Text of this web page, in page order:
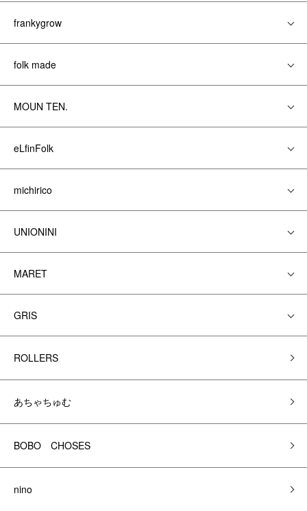
frankygrow
folk made
MOUN TEN.
eLfinFolk
michirico
UNIONINI
MARET
GRIS
ROLLERS
あちゃちゅむ
BOBO CHOSES
nino